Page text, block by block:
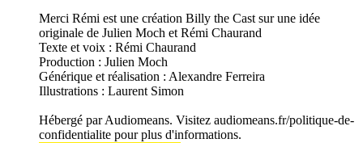
Merci Rémi est une création Billy the Cast sur une idée
originale de Julien Moch et Rémi Chaurand
Texte et voix : Rémi Chaurand
Production : Julien Moch
Générique et réalisation : Alexandre Ferreira
Illustrations : Laurent Simon
Hébergé par Audiomeans. Visitez audiomeans.fr/politique-de-
confidentialite pour plus d'informations.